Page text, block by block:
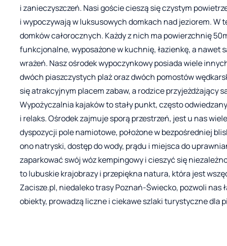
i zanieczyszczeń. Nasi goście cieszą się czystym
i wypoczywają w luksusowych domkach nad jeziorem. W
domków całorocznych. Każdy z nich ma powierzchnię
funkcjonalne, wyposażone w kuchnię, łazienkę, a nawet
wrażeń. Nasz ośrodek wypoczynkowy posiada wiele
dwóch piaszczystych plaż oraz dwóch pomostów
się atrakcyjnym placem zabaw, a rodzice przyjeżdżający
Wypożyczalnia kajaków to stały punkt, często
i relaks. Ośrodek zajmuje sporą przestrzeń, jest u nas
dyspozycji pole namiotowe, położone w bezpośredniej
ono natryski, dostęp do wody, prądu i miejsca do
zaparkować swój wóz kempingowy i cieszyć się
to lubuskie krajobrazy i przepiękna natura, która jest
Zacisze.pl, niedaleko trasy Poznań-Świecko, pozwoli
obiekty, prowadzą liczne i ciekawe szlaki turystyczne dla